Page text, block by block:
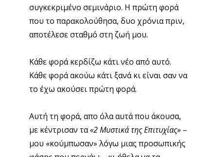
συγκεκριμένο σεμινάριο. Η πρώτη φορά
που το παρακολούθησα, δυο χρόνια πριν,
αποτέλεσε σταθμό στη ζωή μου.
Κάθε φορά κερδίζω κάτι νέο από αυτό.
Κάθε φορά ακούω κάτι ξανά κι είναι σαν να
το έχω ακούσει πρώτη φορά.
Αυτή τη φορά, απο όλα αυτά που άκουσα,
με κέντρισαν τα«2 Μυστικά της Επιτυχίας»–
μου «κούμπωσαν» λόγω μιας προσωπικής